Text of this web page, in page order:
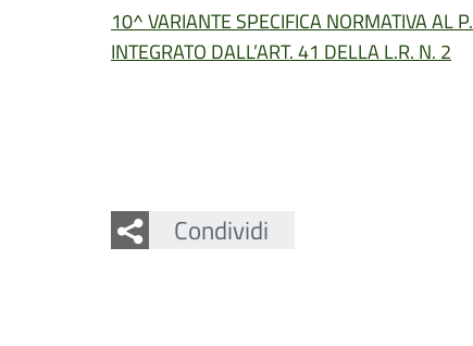
10^ VARIANTE SPECIFICA NORMATIVA AL
INTEGRATO DALL’ART. 41 DELLA L.R. N. 2
Condividi
Facebook
Twitter
Whatsapp